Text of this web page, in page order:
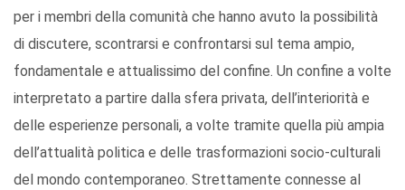
per i membri della comunità che hanno avuto la possibilità
di discutere, scontrarsi e confrontarsi sul tema ampio,
fondamentale e attualissimo del confine. Un confine a volte
interpretato a partire dalla sfera privata, dell’interiorità e
delle esperienze personali, a volte tramite quella più ampia
dell’attualità politica e delle trasformazioni socio-culturali
del mondo contemporaneo. Strettamente connesse al